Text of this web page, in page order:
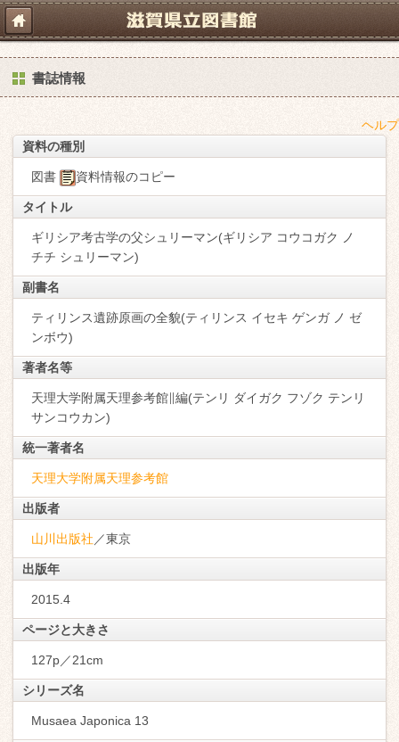
書誌情報
ヘルプ
資料の種別
図書 資料情報のコピー
タイトル
ギリシア考古学の父シュリーマン(ギリシア コウコガク ノ
チチ シュリーマン)
副書名
ティリンス遺跡原画の全貌(ティリンス イセキ ゲンガ ノ ゼ
ンボウ)
著者名等
天理大学附属天理参考館∥編(テンリ ダイガク フゾク テンリ
サンコウカン)
統一著者名
天理大学附属天理参考館
出版者
山川出版社 ／東京
出版年
2015.4
ページと大きさ
127p／21cm
シリーズ名
Musaea Japonica 13